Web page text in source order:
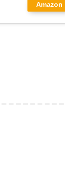
Amazon